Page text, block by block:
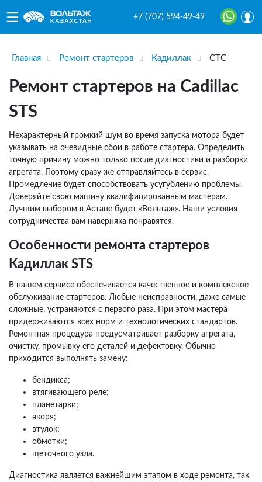
+7 (707) 594-49-49
Главная Ремонт стартеров Кадиллак СТС
Ремонт стартеров на Cadillac
STS
Нехарактерный громкий шум во время запуска мотора будет
указывать на очевидные сбои в работе стартера. Определить
точную причину можно только после диагностики и разборки
агрегата. Поэтому сразу же отправляйтесь в сервис.
Промедление будет способствовать усугублению проблемы.
Доверяйте свою машину квалифицированным мастерам.
Лучшим выбором в Астане будет «Вольтаж». Наши условия
сотрудничества вам наверняка понравятся.
Особенности ремонта стартеров
Кадиллак STS
В нашем сервисе обеспечивается качественное и комплексное
обслуживание стартеров. Любые неисправности, даже самые
сложные, устраняются с первого раза. При этом мастера
придерживаются всех норм и технологических стандартов.
Ремонтная процедура предусматривает разборку агрегата,
очистку, промывку его деталей и дефектовку. Обычно
приходится выполнять замену:
бендикса;
втягивающего реле;
планетарки;
якоря;
втулок;
обмотки;
щеточного узла.
Диагностика является важнейшим этапом в ходе ремонта, так